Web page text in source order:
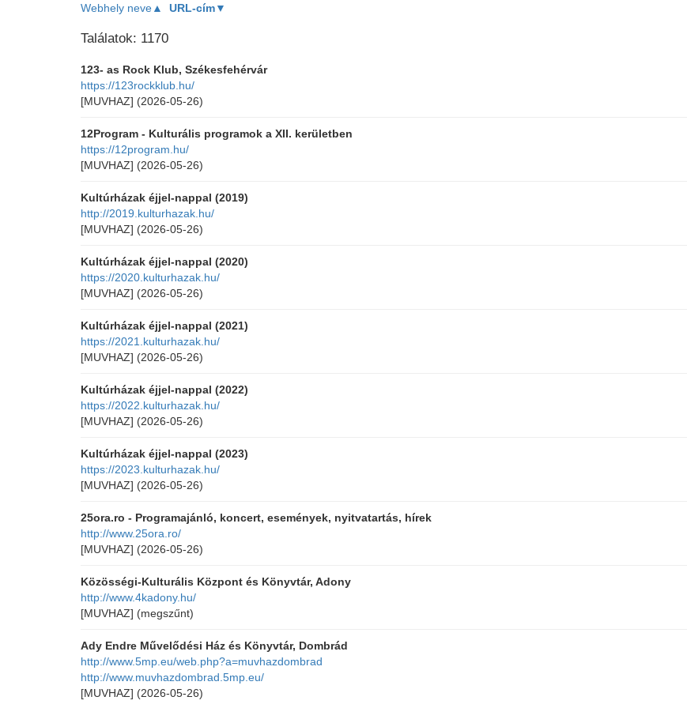
Webhely neve▲ URL-cím▼
Találatok: 1170
123- as Rock Klub, Székesfehérvár
https://123rockklub.hu/
[MUVHAZ] (2026-05-26)
12Program - Kulturális programok a XII. kerületben
https://12program.hu/
[MUVHAZ] (2026-05-26)
Kultúrházak éjjel-nappal (2019)
http://2019.kulturhazak.hu/
[MUVHAZ] (2026-05-26)
Kultúrházak éjjel-nappal (2020)
https://2020.kulturhazak.hu/
[MUVHAZ] (2026-05-26)
Kultúrházak éjjel-nappal (2021)
https://2021.kulturhazak.hu/
[MUVHAZ] (2026-05-26)
Kultúrházak éjjel-nappal (2022)
https://2022.kulturhazak.hu/
[MUVHAZ] (2026-05-26)
Kultúrházak éjjel-nappal (2023)
https://2023.kulturhazak.hu/
[MUVHAZ] (2026-05-26)
25ora.ro - Programajánló, koncert, események, nyitvatartás, hírek
http://www.25ora.ro/
[MUVHAZ] (2026-05-26)
Közösségi-Kulturális Központ és Könyvtár, Adony
http://www.4kadony.hu/
[MUVHAZ] (megszűnt)
Ady Endre Művelődési Ház és Könyvtár, Dombrád
http://www.5mp.eu/web.php?a=muvhazdombrad
http://www.muvhazdombrad.5mp.eu/
[MUVHAZ] (2026-05-26)